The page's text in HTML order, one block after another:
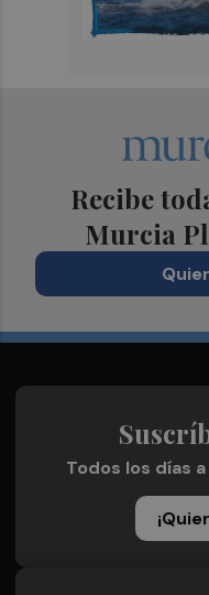
Recibe
Murcia
Todos los días